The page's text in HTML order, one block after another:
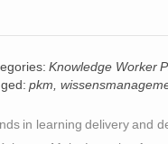
Knowledge Worker
pkm
in learning delivery and